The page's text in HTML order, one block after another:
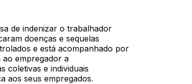
de indenizar o trabalhador
doenças e sequelas
e está acompanhado por
ao empregador a
coletivas e individuais
aos seus empregados.